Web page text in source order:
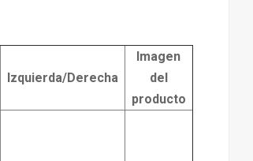
Izquierda/Derecha
Imagen
del
producto